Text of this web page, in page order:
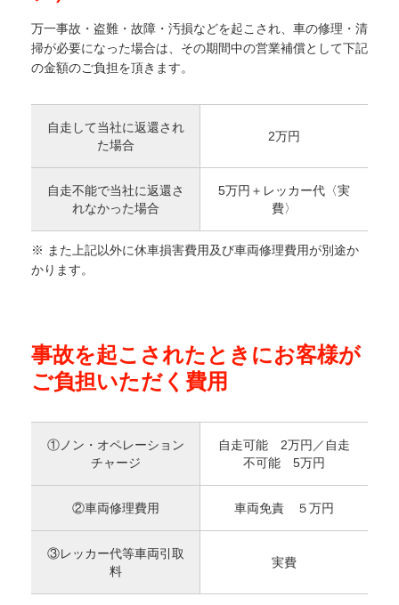
万一事故・盗難・故障・汚損などを起こされ、車の修理・清
掃が必要になった場合は、その期間中の営業補償として下記
の金額のご負担を頂きます。
自走して当社に返還され
た場合
2万円
自走不能で当社に返還さ
れなかった場合
5万円＋レッカー代〈実
費〉
※ また上記以外に休車損害費用及び車両修理費用が別途か
かります。
事故を起こされたときにお客様が
ご負担いただく費用
①ノン・オペレーション
チャージ
自走可能 2万円／自走
不可能 5万円
②車両修理費用 車両免責 ５万円
③レッカー代等車両引取
料
実費